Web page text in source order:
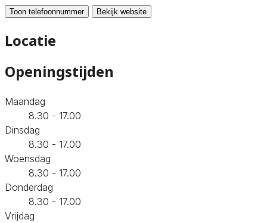
Toon telefoonnummer Bekijk website
Locatie
Openingstijden
Maandag
8.30 - 17.00
Dinsdag
8.30 - 17.00
Woensdag
8.30 - 17.00
Donderdag
8.30 - 17.00
Vrijdag